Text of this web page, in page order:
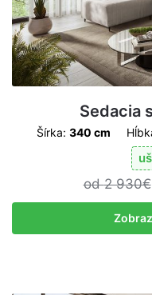
Sedacia
Šírka: 340 cm
2 930€